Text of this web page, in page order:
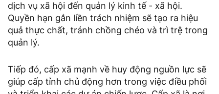
dịch vụ xã hội đến quản lý kinh tế - xã hội.
Quyền hạn gắn liền trách nhiệm sẽ tạo ra hiệu
quả thực chất, tránh chồng chéo và trì trệ trong
quản lý.
Tiếp đó, cấp xã mạnh về huy động nguồn lực sẽ
giúp cấp tỉnh chủ động hơn trong việc điều phối